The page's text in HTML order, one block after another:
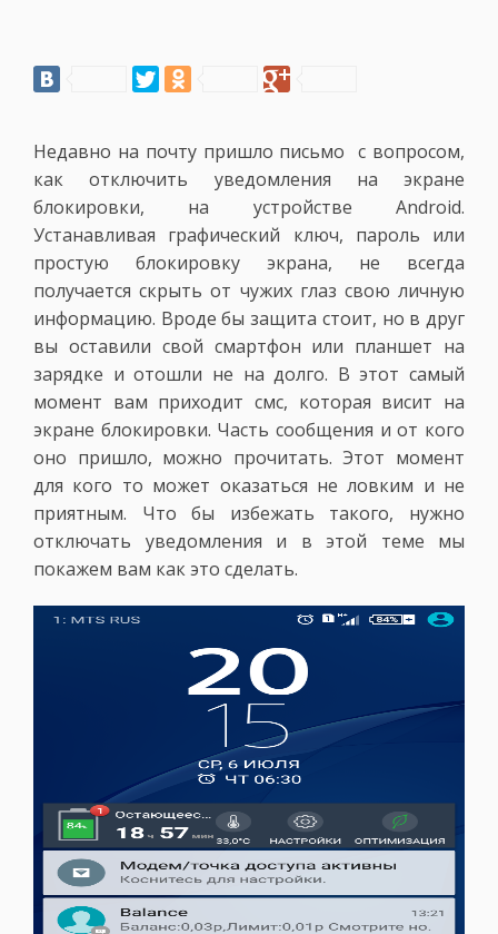
Недавно на почту пришло письмо с вопросом,
как отключить уведомления на экране
блокировки, на устройстве Android.
Устанавливая графический ключ, пароль или
простую блокировку экрана, не всегда
получается скрыть от чужих глаз свою личную
информацию. Вроде бы защита стоит, но в друг
вы оставили свой смартфон или планшет на
зарядке и отошли не на долго. В этот самый
момент вам приходит смс, которая висит на
экране блокировки. Часть сообщения и от кого
оно пришло, можно прочитать. Этот момент
для кого то может оказаться не ловким и не
приятным. Что бы избежать такого, нужно
отключать уведомления и в этой теме мы
покажем вам как это сделать.